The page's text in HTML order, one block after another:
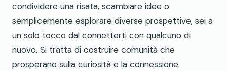
condividere una risata, scambiare idee o
semplicemente esplorare diverse prospettive, sei a
un solo tocco dal connetterti con qualcuno di
nuovo. Si tratta di costruire comunità che
prosperano sulla curiosità e la connessione.